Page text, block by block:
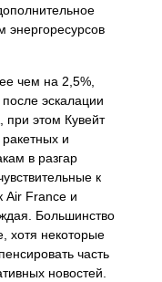
энергоресурсов
чем на 2,5%,
эскалации
этом Кувейт
и
в разгар
к
Air France и
Большинство
хотя некоторые
часть
новостей.